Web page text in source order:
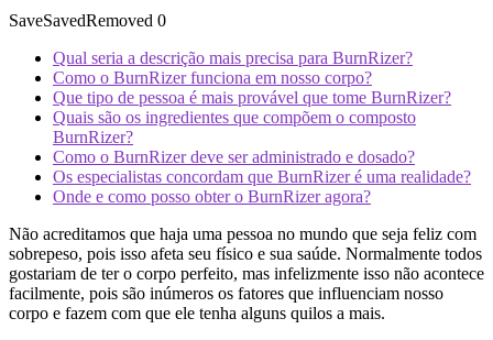
SaveSavedRemoved 0
Qual seria a descrição mais precisa para BurnRizer?
Como o BurnRizer funciona em nosso corpo?
Que tipo de pessoa é mais provável que tome BurnRizer?
Quais são os ingredientes que compõem o composto
BurnRizer?
Como o BurnRizer deve ser administrado e dosado?
Os especialistas concordam que BurnRizer é uma realidade?
Onde e como posso obter o BurnRizer agora?
Não acreditamos que haja uma pessoa no mundo que seja feliz com
sobrepeso, pois isso afeta seu físico e sua saúde. Normalmente todos
gostariam de ter o corpo perfeito, mas infelizmente isso não acontece
facilmente, pois são inúmeros os fatores que influenciam nosso
corpo e fazem com que ele tenha alguns quilos a mais.